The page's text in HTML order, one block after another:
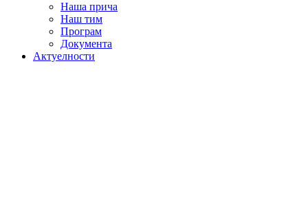
Наша прича
Наш тим
Програм
Документа
Актуелности